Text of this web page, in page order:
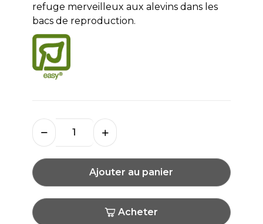
refuge merveilleux aux alevins dans les
bacs de reproduction.
Ajouter au panier
Acheter